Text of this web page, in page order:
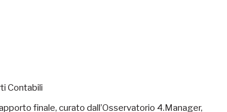
Contabili
finale, curato dall’Osservatorio 4.Manager,